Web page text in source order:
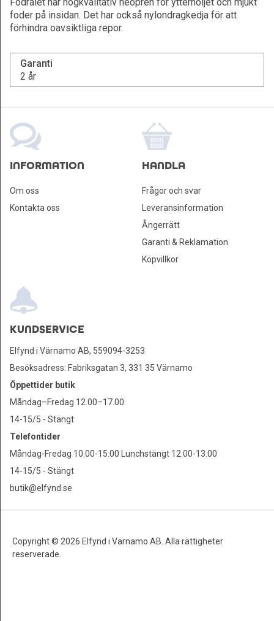
foder på insidan. Det har också nylondragkedja för att
förhindra oavsiktliga repor.
Garanti
2 år
INFORMATION
Om oss
Kontakta oss
HANDLA
Frågor och svar
Leveransinformation
Ångerrätt
Garanti & Reklamation
Köpvillkor
KUNDSERVICE
Elfynd i Värnamo AB, 559094-3253
Besöksadress: Fabriksgatan 3, 331 35 Värnamo
Öppettider butik
Måndag–Fredag 12.00–17.00
14-15/5 - Stängt
Telefontider
Måndag-Fredag 10.00-15.00 Lunchstängt 12.00-13.00
14-15/5 - Stängt
butik@elfynd.se
Copyright © 2026 Elfynd i Värnamo AB. Alla rättigheter
reserverade.